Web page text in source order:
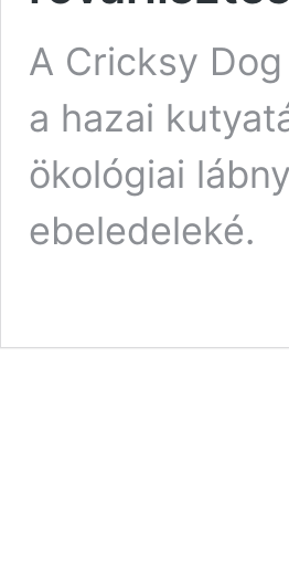
A Cricksy
a hazai
ökológiai
ebeledeleké.